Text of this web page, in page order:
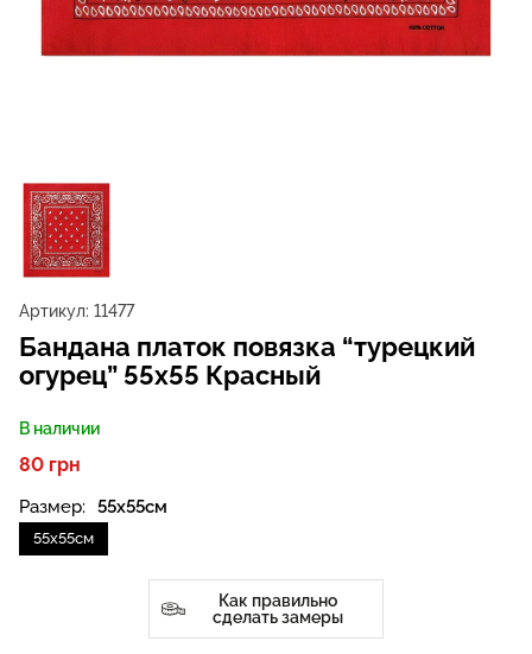
Артикул: 11477
Бандана платок повязка “турецкий
огурец” 55х55 Красный
В наличии
80 грн
Размер: 55х55см
55х55см
Как правильно
сделать замеры